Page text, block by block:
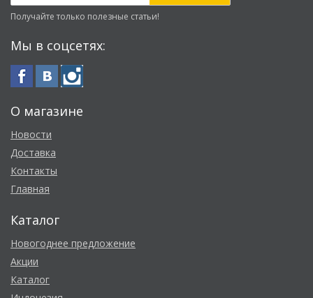
Получайте только полезные статьи!
Мы в соцсетях:
О магазине
Новости
Доставка
Контакты
Главная
Каталог
Новогоднее предложение
Акции
Каталог